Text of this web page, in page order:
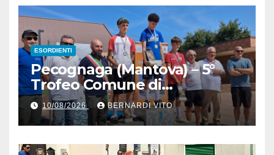
ESORDIENTI
Pecognaga (Mantova) – 5°
Trofeo Comune di
Pecognaga – Doppia gara
Esordienti – Organizzazione
Ciclo Club Guidizzolo 1977:
Fotoservizio di Paolo Biondo
10/08/2026 BERNARDI VITO